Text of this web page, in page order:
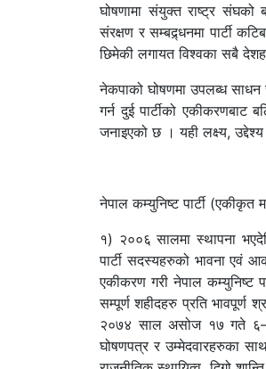
घोषणामा संयुक्त राष्ट्र संघको
संरक्षण र सम्बद्र्धनमा पार्टी
छिमेकी लगायत विश्वका सबै
नेकपाको घोषणमा उपलब्ध साधन
गर्न दुई पार्टीको
जनाइएको छ । यही लक्ष्य,
नेपाल कम्युनिष्ट पार्टी (एकीकृत
१) २००६ सालमा स्थापना
पार्टी सदस्यहरुको भावना
एकीकरण गरी नेपाल कम्युनिष्ट
सम्पूर्ण शहीदहरु प्रति भावपूर्ण
२०७४ साल असोज १७ गते
घोषणपत्र र उम्मेदवारहरुका